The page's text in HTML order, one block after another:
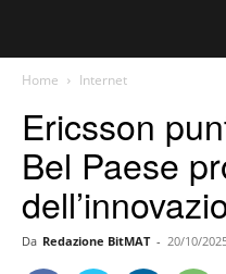
Home Internet
Ericsson
Bel Paese
Da Redazione BitMAT - 20/10/